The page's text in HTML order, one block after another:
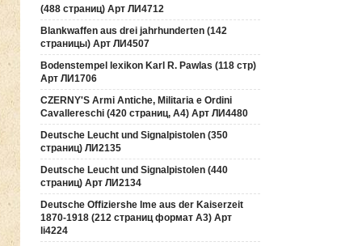
(488 страниц) Арт ЛИ4712
Blankwaffen aus drei jahrhunderten (142
страницы) Арт ЛИ4507
Bodenstempel lexikon Karl R. Pawlas (118 cтр)
Арт ЛИ1706
CZERNY'S Armi Antiche, Militaria e Ordini
Cavallereschi (420 страниц, А4) Арт ЛИ4480
Deutsche Leucht und Signalpistolen (350
страниц) ЛИ2135
Deutsche Leucht und Signalpistolen (440
страниц) Арт ЛИ2134
Deutsche Offiziershe lme aus der Kaiserzeit
1870-1918 (212 страниц формат А3) Арт
li4224